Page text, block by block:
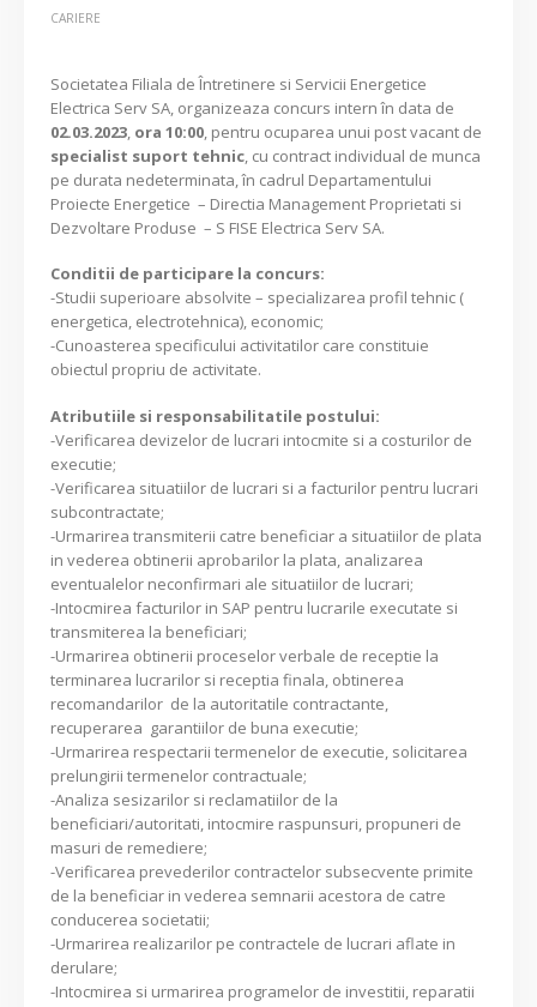
CARIERE
Societatea Filiala de Întretinere si Servicii Energetice
Electrica Serv SA, organizeaza concurs intern în data de
02.03.2023 ora 10:00 , pentru ocuparea unui post vacant de
specialist suport tehnic , cu contract individual de munca
pe durata nedeterminata, în cadrul Departamentului
Proiecte Energetice – Directia Management Proprietati si
Dezvoltare Produse – S FISE Electrica Serv SA.
Conditii de participare la concurs:
-Studii superioare absolvite – specializarea profil tehnic (
energetica, electrotehnica), economic;
-Cunoasterea specificului activitatilor care constituie
obiectul propriu de activitate.
Atributiile si responsabilitatile postului:
-Verificarea devizelor de lucrari intocmite si a costurilor de
executie;
-Verificarea situatiilor de lucrari si a facturilor pentru lucrari
subcontractate;
-Urmarirea transmiterii catre beneficiar a situatiilor de plata
in vederea obtinerii aprobarilor la plata, analizarea
eventualelor neconfirmari ale situatiilor de lucrari;
-Intocmirea facturilor in SAP pentru lucrarile executate si
transmiterea la beneficiari;
-Urmarirea obtinerii proceselor verbale de receptie la
terminarea lucrarilor si receptia finala, obtinerea
recomandarilor de la autoritatile contractante,
recuperarea garantiilor de buna executie;
-Urmarirea respectarii termenelor de executie, solicitarea
prelungirii termenelor contractuale;
-Analiza sesizarilor si reclamatiilor de la
beneficiari/autoritati, intocmire raspunsuri, propuneri de
masuri de remediere;
-Verificarea prevederilor contractelor subsecvente primite
de la beneficiar in vederea semnarii acestora de catre
conducerea societatii;
-Urmarirea realizarilor pe contractele de lucrari aflate in
derulare;
-Intocmirea si urmarirea programelor de investitii, reparatii